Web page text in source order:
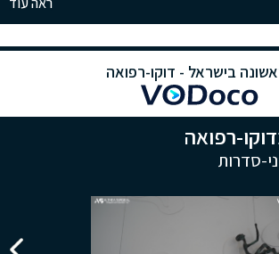
בישראל - דוקו-רפואה
רפואה
סדרות